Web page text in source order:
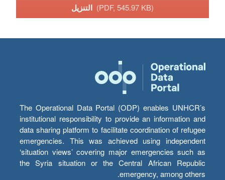
(PDF, 545.97 KB)
The Operational Data Portal (ODP) enables UNHCR’s
institutional responsibility to provide an information and
data sharing platform to facilitate coordination of refugee
emergencies. This was achieved using independent
‘situation views’ covering major emergencies such as
the Syria situation or the Central African Republic
emergency, among others.